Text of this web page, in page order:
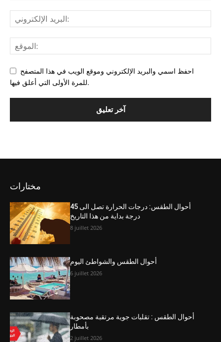
احفظ اسمي والبريد الإلكتروني وموقع الويب في هذا المتصفح
للمرة الأولى التي أعلق فيها.
مختارات
أحوال الطقس: درجات الحرارة تصل الى 45
درجة بداية من هذا التاريخ
8 juillet 2026
أحوال الطقس والشواطئ اليوم
6 juillet 2026
أحوال الطقس : تقلبات جوية مرتقبة مصحوبة
بأمطار
2 juillet 2026